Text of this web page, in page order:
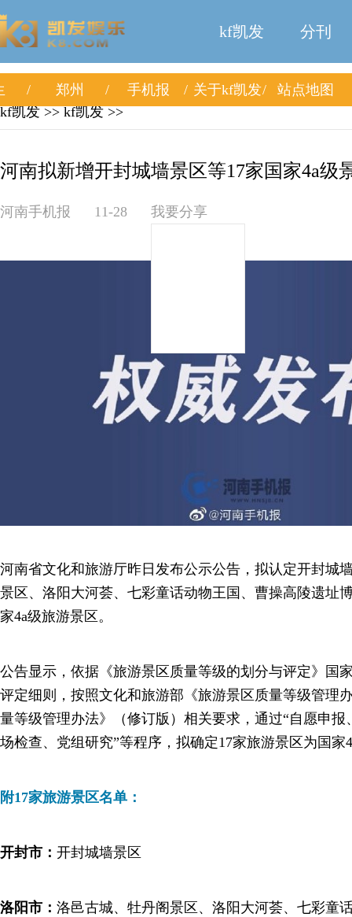
kf凯发 分刊
郑州 手机报 关于kf凯发
站点地图
kf凯发 >> kf凯发 >>
河南拟新增开封城墙景区等17家国家4a级
河南手机报 11-28 我要分享
河南省文化和旅游厅昨日发布公示公告，拟认定开封城
景区、洛阳大河荟、七彩童话动物王国、曹操高陵遗址
家4a级旅游景区。
公告显示，依据《旅游景区质量等级的划分与评定》国
评定细则，按照文化和旅游部《旅游景区质量等级管理
量等级管理办法》（修订版）相关要求，通过“自愿申
场检查、党组研究”等程序，拟确定17家旅游景区为国家
附17家旅游景区名单：
开封市： 开封城墙景区
洛阳市： 洛邑古城、牡丹阁景区、洛阳大河荟、七彩童